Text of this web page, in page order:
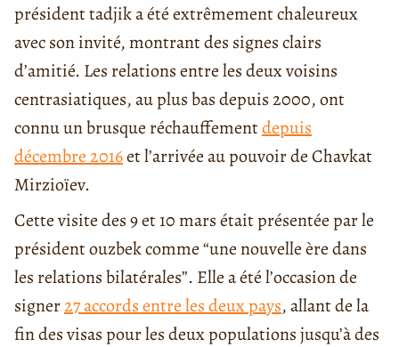
président tadjik a été extrêmement chaleureux
avec son invité, montrant des signes clairs
d’amitié. Les relations entre les deux voisins
centrasiatiques, au plus bas depuis 2000, ont
connu un brusque réchauffementdepuis
décembre 2016et l’arrivée au pouvoir de Chavkat
Mirzioïev.
Cette visite des 9 et 10 mars était présentée par le
président ouzbek comme “une nouvelle ère dans
les relations bilatérales”. Elle a été l’occasion de
signer27 accords entre les deux pays, allant de la
fin des visas pour les deux populations jusqu’à des